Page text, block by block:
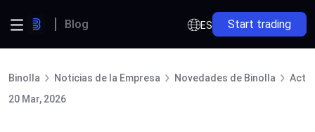
Blog ES Start trading
Binolla Noticias de la Empresa Novedades de Binolla
20 Mar, 2026